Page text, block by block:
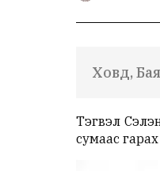
Ховд,
Тэгвэл
сумаас